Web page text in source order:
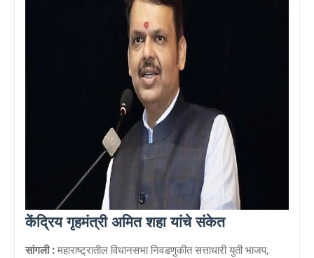
केंद्रिय गृहमंत्री अमित शहा यांचे संकेत
सांगली : महाराष्ट्रातील विधानसभा निवडणुकीत सत्ताधारी युती भाजप,